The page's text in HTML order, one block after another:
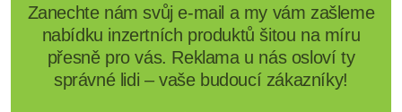
Zanechte nám svůj e-mail a my vám zašleme
nabídku inzertních produktů šitou na míru
přesně pro vás. Reklama u nás osloví ty
správné lidi – vaše budoucí zákazníky!